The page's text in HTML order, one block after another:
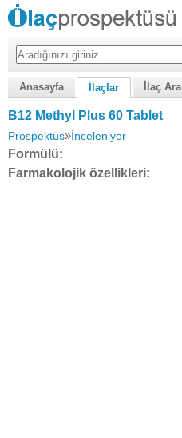
Anasayfa İlaçlar İlaç Ara
B12 Methyl Plus 60 Tablet
Prospektüs»İnceleniyor
Formülü:
Farmakolojik özellikleri: